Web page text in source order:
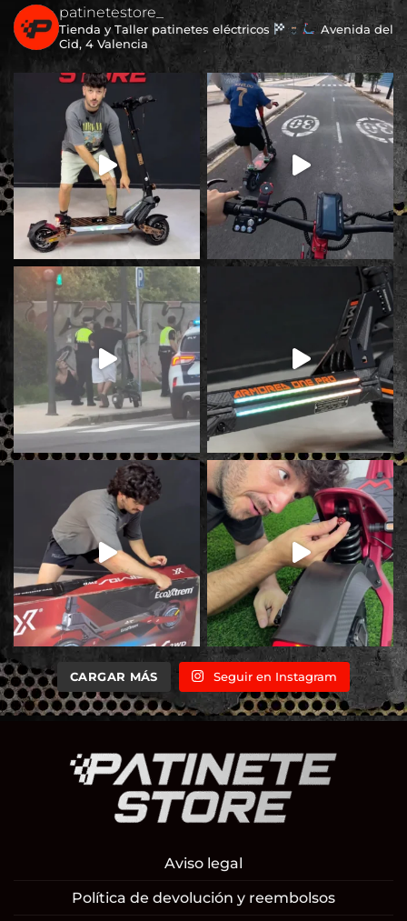
patinetestore_
Tienda y Taller patinetes eléctricos
Avenida del
Cid, 4 Valencia
CARGAR MÁS Seguir en Instagram
Aviso legal
Política de devolución y reembolsos